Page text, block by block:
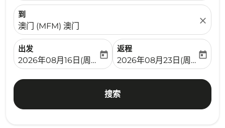
到
澳门 (MFM) 澳门
close
出发
fc-booking-departure-date-aria-label
2026年08月16日(周日)
today
返程
fc-booking-return-date-
2026年08月23日(周日)
today
搜索